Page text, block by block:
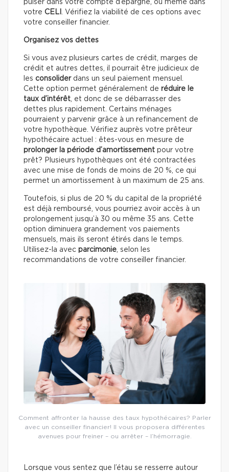
puiser dans votre compte d’épargne, ou même dans
votre CELI . Vérifiez la viabilité de ces options avec
votre conseiller financier.
Organisez vos dettes
Si vous avez plusieurs cartes de crédit, marges de
crédit et autres dettes, il pourrait être judicieux de
les consoliderdans un seul paiement mensuel.
Cette option permet généralement de réduire le
taux d’intérêt, et donc de se débarrasser des
dettes plus rapidement. Certains ménages
pourraient y parvenir grâce à un refinancement de
votre hypothèque. Vérifiez auprès votre prêteur
hypothécaire actuel : êtes-vous en mesure de
prolonger la période d’amortissement pour votre
prêt? Plusieurs hypothèques ont été contractées
avec une mise de fonds de moins de 20 %, ce qui
permet un amortissement à un maximum de 25 ans.
Toutefois, si plus de 20 % du capital de la propriété
est déjà remboursé, vous pourriez avoir accès à un
prolongement jusqu’à 30 ou même 35 ans. Cette
option diminuera grandement vos paiements
mensuels, mais ils seront étirés dans le temps.
Utilisez-la avec parcimonie, selon les
recommandations de votre conseiller financier.
Comment affronter la hausse des taux hypothécaires? Parler
avec un conseiller financier! Il vous proposera différentes
avenues pour freiner – ou arrêter – l’hémorragie.
Lorsque vous sentez que l’étau se resserre autour